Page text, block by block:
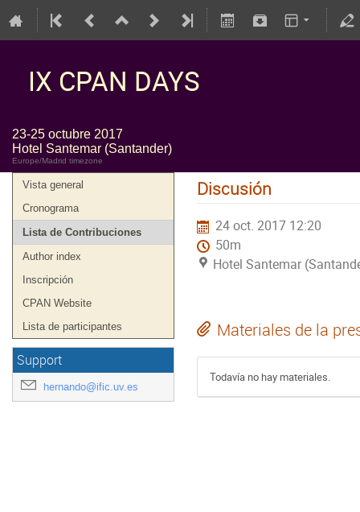
IX CPAN DAYS
23-25 octubre 2017
Hotel Santemar (Santander)
Europe/Madrid timezone
Vista general
Cronograma
Lista de Contribuciones
Author index
Inscripción
CPAN Website
Lista de participantes
Support
hernando@ific.uv.es
Discusión
24 oct. 2017 12:20
50m
Hotel Santemar
Materiales de la
Todavía no hay materiales.